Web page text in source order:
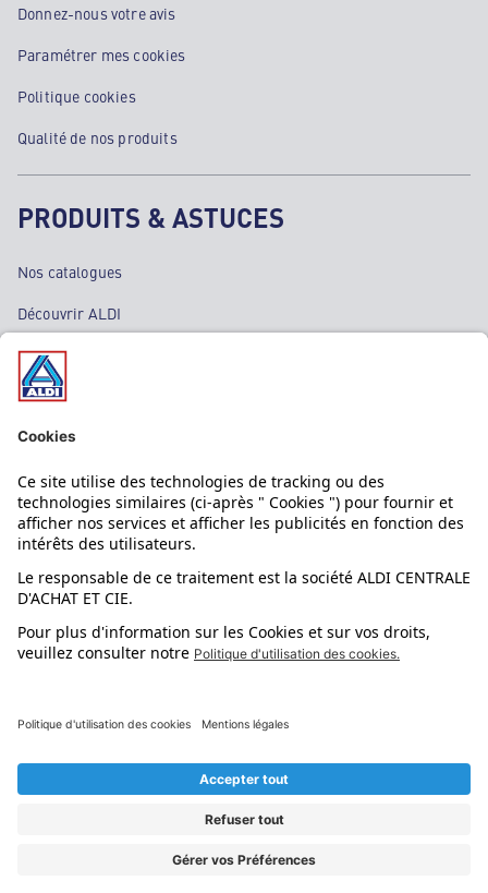
Donnez-nous votre avis
Paramétrer mes cookies
Politique cookies
Qualité de nos produits
PRODUITS & ASTUCES
Nos catalogues
Découvrir ALDI
Nos bons plans
Nos rayons
Nos marques
Nos astuces
Évènements
L'application mobile